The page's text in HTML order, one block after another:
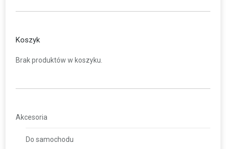
Koszyk
Brak produktów w koszyku.
Akcesoria
Do samochodu